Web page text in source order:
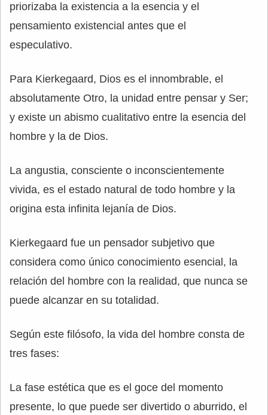
priorizaba la existencia a la esencia y el
pensamiento existencial antes que el
especulativo.
Para Kierkegaard, Dios es el innombrable, el
absolutamente Otro, la unidad entre pensar y Ser;
y existe un abismo cualitativo entre la esencia del
hombre y la de Dios.
La angustia, consciente o inconscientemente
vivida, es el estado natural de todo hombre y la
origina esta infinita lejanía de Dios.
Kierkegaard fue un pensador subjetivo que
considera como único conocimiento esencial, la
relación del hombre con la realidad, que nunca se
puede alcanzar en su totalidad.
Según este filósofo, la vida del hombre consta de
tres fases:
La fase estética que es el goce del momento
presente, lo que puede ser divertido o aburrido, el